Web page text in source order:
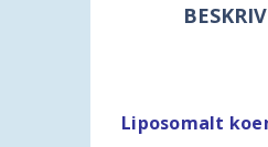
Liposomalt